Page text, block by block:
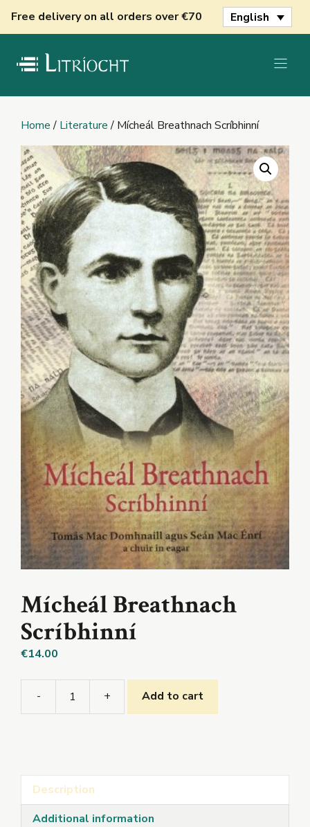
Free delivery on all orders over €70 English
Home/ Literature/ Mícheál Breathnach Scríbhinní
Mícheál Breathnach
Scríbhinní
€14.00
-
Mícheál
+ Add to cart
Description
Additional information